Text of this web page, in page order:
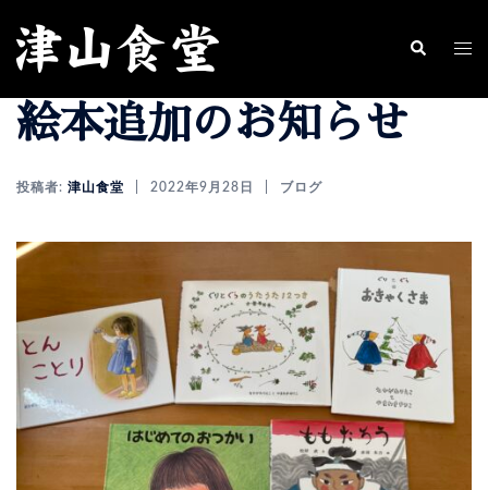
ン
ン
へ
キ
検
ト
ー
絵本追加のお知らせ
投稿者: 津山食堂 2022年9月28日 ブログ